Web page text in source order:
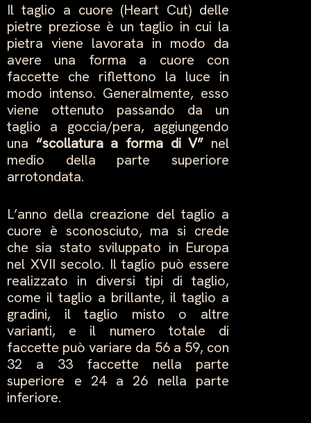
Il taglio a cuore (Heart Cut) delle
pietre preziose è un taglio in cui la
pietra viene lavorata in modo da
avere una forma a cuore con
faccette che riflettono la luce in
modo intenso. Generalmente, esso
viene ottenuto passando da un
taglio a goccia/pera, aggiungendo
una “scollatura a forma di V” nel
medio della parte superiore
arrotondata.
L’anno della creazione del taglio a
cuore è sconosciuto, ma si crede
che sia stato sviluppato in Europa
nel XVII secolo. Il taglio può essere
realizzato in diversi tipi di taglio,
come il taglio a brillante, il taglio a
gradini, il taglio misto o altre
varianti, e il numero totale di
faccette può variare da 56 a 59, con
32 a 33 faccette nella parte
superiore e 24 a 26 nella parte
inferiore.